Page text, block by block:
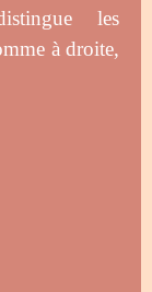
les
à droite,